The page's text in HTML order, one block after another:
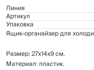
Линия
Артикул
Упаковка
Ящик-органайзер для
Размер: 27х14х9 см.
Материал: пластик.